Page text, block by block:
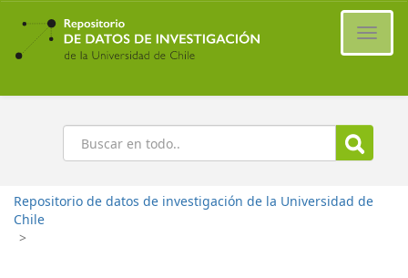
Ir
contenido
principal
Buscar
Repositorio de datos de investigación de la Universidad de
Chile
>